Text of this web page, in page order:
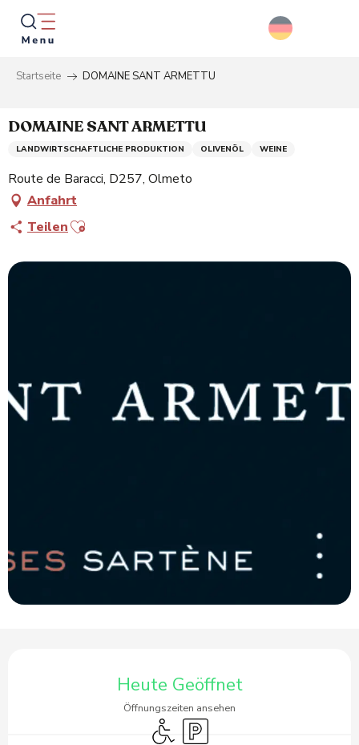
Aller
contenu
principal
Startseite DOMAINE SANT ARMETTU
DOMAINE SANT ARMETTU
LANDWIRTSCHAFTLICHE PRODUKTION OLIVENÖL WEINE
Route de Baracci, D257, Olmeto
Anfahrt
TeilenAjouter aux favoris
Heute Geöffnet
Öffnungszeiten ansehen
Zugang für Behinderte
Parkplatz